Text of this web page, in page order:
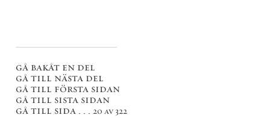
gå bakåt en del
gå till nästa del
gå till första sidan
gå till sista sidan
gå till sida . . . 20 av 322